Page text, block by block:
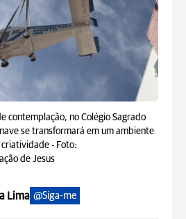
contemplação, no Colégio Sagrado
se transformará em um ambiente
criatividade - Foto:
de Jesus
Lima @Siga-me